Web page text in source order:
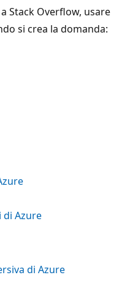
Stack Overflow, usare
si crea la domanda:
Azure
di Azure